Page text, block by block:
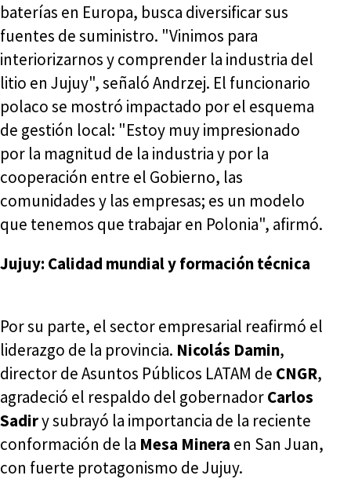
baterías en Europa, busca diversificar sus
fuentes de suministro. "Vinimos para
interiorizarnos y comprender la industria del
litio en Jujuy", señaló Andrzej. El funcionario
polaco se mostró impactado por el esquema
de gestión local: "Estoy muy impresionado
por la magnitud de la industria y por la
cooperación entre el Gobierno, las
comunidades y las empresas; es un modelo
que tenemos que trabajar en Polonia", afirmó.
Jujuy: Calidad mundial y formación técnica
Por su parte, el sector empresarial reafirmó el
liderazgo de la provincia. Nicolás Damin,
director de Asuntos Públicos LATAM de CNGR,
agradeció el respaldo del gobernadorCarlos
Sadiry subrayó la importancia de la reciente
conformación de la Mesa Minera en San Juan,
con fuerte protagonismo de Jujuy.